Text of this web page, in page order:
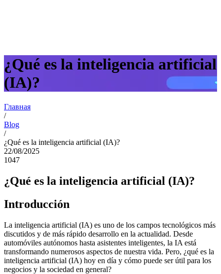
¿Qué es la inteligencia artificial
(IA)?
Главная
/
Blog
/
¿Qué es la inteligencia artificial (IA)?
22/08/2025
1047
¿Qué es la inteligencia artificial (IA)?
Introducción
La inteligencia artificial (IA) es uno de los campos tecnológicos más
discutidos y de más rápido desarrollo en la actualidad. Desde
automóviles autónomos hasta asistentes inteligentes, la IA está
transformando numerosos aspectos de nuestra vida. Pero, ¿qué es la
inteligencia artificial (IA) hoy en día y cómo puede ser útil para los
negocios y la sociedad en general?